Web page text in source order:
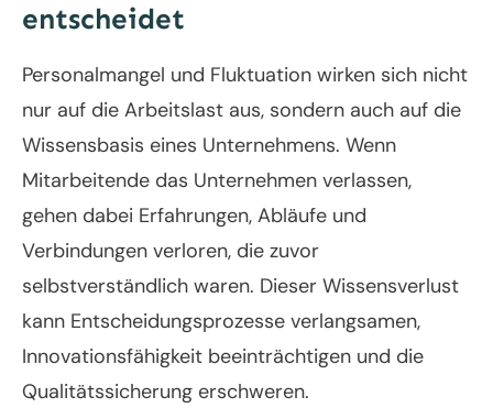
entscheidet
Personalmangel und Fluktuation wirken sich nicht
nur auf die Arbeitslast aus, sondern auch auf die
Wissensbasis eines Unternehmens. Wenn
Mitarbeitende das Unternehmen verlassen,
gehen dabei Erfahrungen, Abläufe und
Verbindungen verloren, die zuvor
selbstverständlich waren. Dieser Wissensverlust
kann Entscheidungsprozesse verlangsamen,
Innovationsfähigkeit beeinträchtigen und die
Qualitätssicherung erschweren.